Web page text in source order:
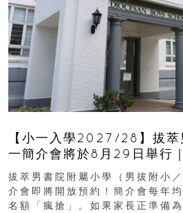
【小一入學2027/28】拔萃
一簡介會將於8月29日舉行
｜更設有網上重溫
拔萃男書院附屬小學（男拔附小
介會即將開放預約！簡介會每年
名額「瘋搶」。如果家長正準備